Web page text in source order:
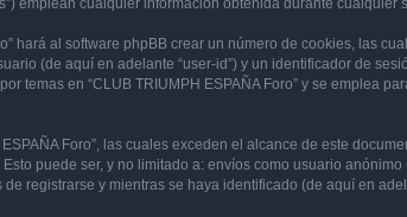
hará al software phpBB crear un número de cookies, las
(de aquí en adelante “user-id”) y un identificador de
temas en “CLUB TRIUMPH ESPAÑA Foro” y se emplea
Foro”, las cuales exceden el alcance de este
puede ser, y no limitado a: envíos como usuario
registrarse y mientras se haya identificado (de aquí en